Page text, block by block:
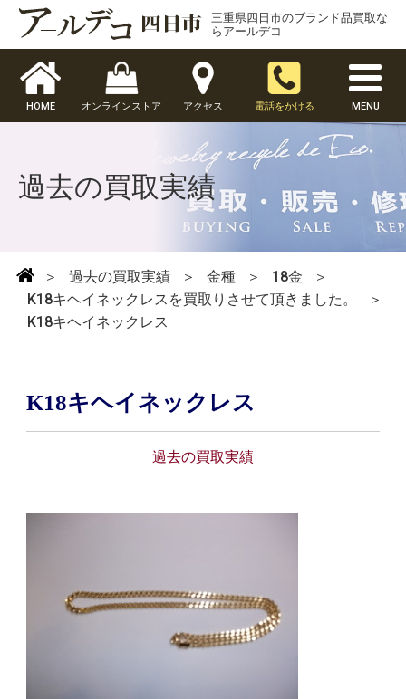
三重県四日市のブランド品買取な
らアールデコ
HOME オンラインストア アクセス 電話をかける MENU
過去の買取実績
＞ 過去の買取実績 ＞ 金種 ＞ 18金
＞
K18キヘイネックレスを買取りさせて頂きました。
＞
K18キヘイネックレス
K18キヘイネックレス
過去の買取実績